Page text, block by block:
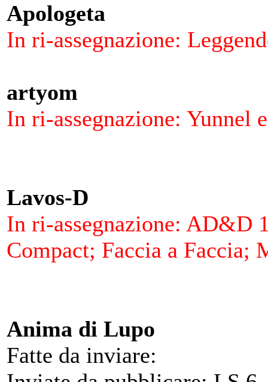
Apologeta
In ri-assegnazione:
artyom
In ri-assegnazione: Yunnel
Lavos-D
In ri-assegnazione: AD&D
Compact; Faccia a Faccia;
Anima di Lupo
Fatte da inviare: